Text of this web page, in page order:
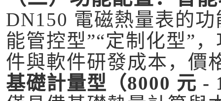
DN150 電磁熱量表的
能管控型”“定制化型”
件與軟件研發成本，價
基礎計量型（8000 元 -